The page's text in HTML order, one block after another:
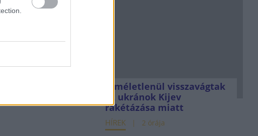
Kíméletlenül visszavágtak
az ukránok Kijev
rakétázása miatt
HÍREK 2 órája